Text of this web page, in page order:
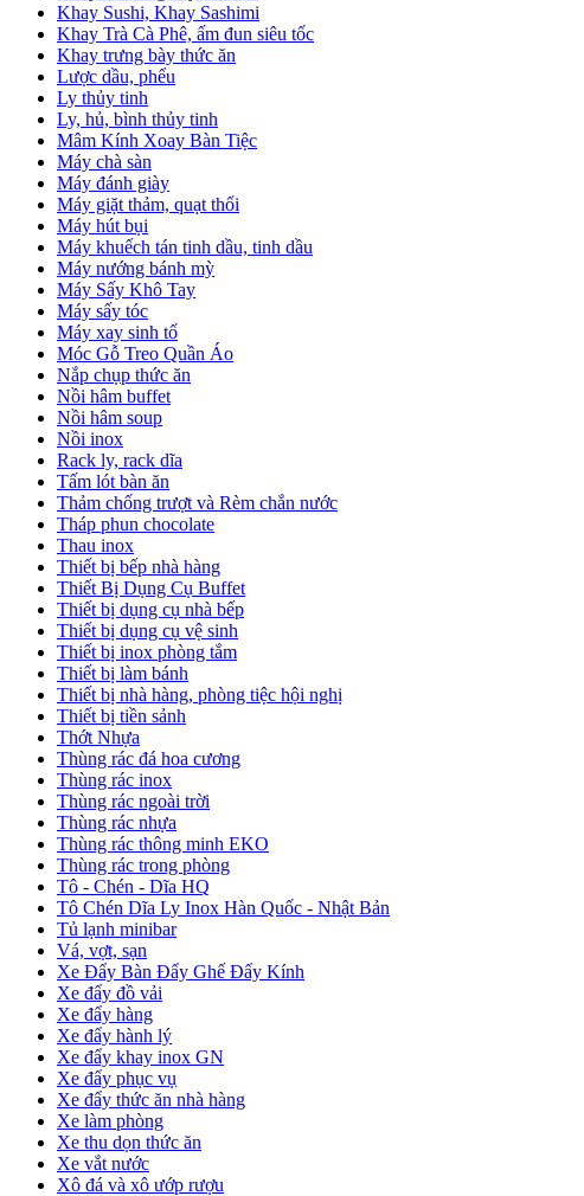
Khay Sushi, Khay Sashimi
Khay Trà Cà Phê, ấm đun siêu tốc
Khay trưng bày thức ăn
Lược dầu, phểu
Ly thủy tinh
Ly, hủ, bình thủy tinh
Mâm Kính Xoay Bàn Tiệc
Máy chà sàn
Máy đánh giày
Máy giặt thảm, quạt thổi
Máy hút bụi
Máy khuếch tán tinh dầu, tinh dầu
Máy nướng bánh mỳ
Máy Sấy Khô Tay
Máy sấy tóc
Máy xay sinh tố
Móc Gỗ Treo Quần Áo
Nắp chụp thức ăn
Nồi hâm buffet
Nồi hâm soup
Nồi inox
Rack ly, rack dĩa
Tấm lót bàn ăn
Thảm chống trượt và Rèm chắn nước
Tháp phun chocolate
Thau inox
Thiết bị bếp nhà hàng
Thiết Bị Dụng Cụ Buffet
Thiết bị dụng cụ nhà bếp
Thiết bị dụng cụ vệ sinh
Thiết bị inox phòng tắm
Thiết bị làm bánh
Thiết bị nhà hàng, phòng tiệc hội nghị
Thiết bị tiền sảnh
Thớt Nhựa
Thùng rác đá hoa cương
Thùng rác inox
Thùng rác ngoài trời
Thùng rác nhựa
Thùng rác thông minh EKO
Thùng rác trong phòng
Tô - Chén - Dĩa HQ
Tô Chén Dĩa Ly Inox Hàn Quốc - Nhật Bản
Tủ lạnh minibar
Vá, vợt, sạn
Xe Đẩy Bàn Đẩy Ghế Đẩy Kính
Xe đẩy đồ vải
Xe đẩy hàng
Xe đẩy hành lý
Xe đẩy khay inox GN
Xe đẩy phục vụ
Xe đẩy thức ăn nhà hàng
Xe làm phòng
Xe thu dọn thức ăn
Xe vắt nước
Xô đá và xô ướp rượu